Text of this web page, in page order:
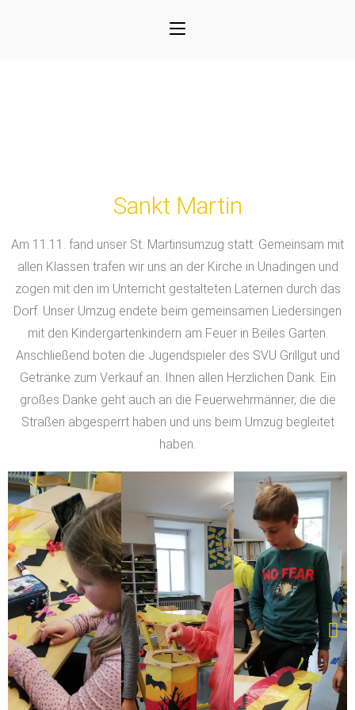
Sankt Martin
Am 11.11. fand unser St. Martinsumzug statt. Gemeinsam mit
allen Klassen trafen wir uns an der Kirche in Unadingen und
zogen mit den im Unterricht gestalteten Laternen durch das
Dorf. Unser Umzug endete beim gemeinsamen Liedersingen
mit den Kindergartenkindern am Feuer in Beiles Garten.
Anschließend boten die Jugendspieler des SVU Grillgut und
Getränke zum Verkauf an. Ihnen allen Herzlichen Dank. Ein
großes Danke geht auch an die Feuerwehrmänner, die die
Straßen abgesperrt haben und uns beim Umzug begleitet
haben.